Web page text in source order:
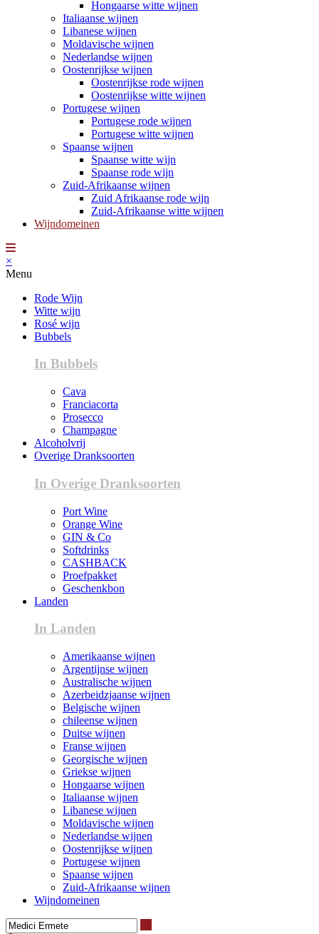
Hongaarse witte wijnen
Italiaanse wijnen
Libanese wijnen
Moldavische wijnen
Nederlandse wijnen
Oostenrijkse wijnen
Oostenrijkse rode wijnen
Oostenrijkse witte wijnen
Portugese wijnen
Portugese rode wijnen
Portugese witte wijnen
Spaanse wijnen
Spaanse witte wijn
Spaanse rode wijn
Zuid-Afrikaanse wijnen
Zuid Afrikaanse rode wijn
Zuid-Afrikaanse witte wijnen
Wijndomeinen
×
Menu
Rode Wijn
Witte wijn
Rosé wijn
Bubbels
In Bubbels
Cava
Franciacorta
Prosecco
Champagne
Alcoholvrij
Overige Dranksoorten
In Overige Dranksoorten
Port Wine
Orange Wine
GIN & Co
Softdrinks
CASHBACK
Proefpakket
Geschenkbon
Landen
In Landen
Amerikaanse wijnen
Argentijnse wijnen
Australische wijnen
Azerbeidzjaanse wijnen
Belgische wijnen
chileense wijnen
Duitse wijnen
Franse wijnen
Georgische wijnen
Griekse wijnen
Hongaarse wijnen
Italiaanse wijnen
Libanese wijnen
Moldavische wijnen
Nederlandse wijnen
Oostenrijkse wijnen
Portugese wijnen
Spaanse wijnen
Zuid-Afrikaanse wijnen
Wijndomeinen